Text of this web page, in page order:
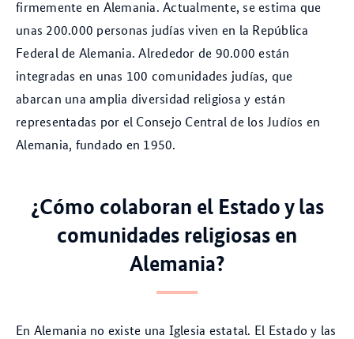
firmemente en Alemania. Actualmente, se estima que
unas 200.000 personas judías viven en la República
Federal de Alemania. Alrededor de 90.000 están
integradas en unas 100 comunidades judías, que
abarcan una amplia diversidad religiosa y están
representadas por el Consejo Central de los Judíos en
Alemania, fundado en 1950.
¿Cómo colaboran el Estado y las
comunidades religiosas en
Alemania?
En Alemania no existe una Iglesia estatal. El Estado y las